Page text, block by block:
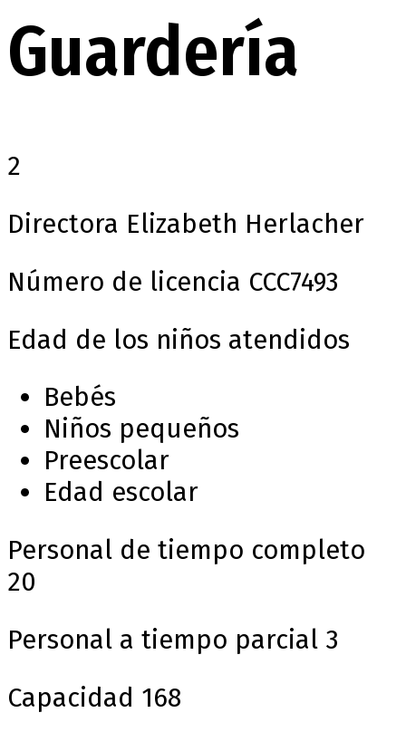
Guardería
2
Directora Elizabeth Herlacher
Número de licencia CCC7493
Edad de los niños atendidos
Bebés
Niños pequeños
Preescolar
Edad escolar
Personal de tiempo completo
20
Personal a tiempo parcial 3
Capacidad 168